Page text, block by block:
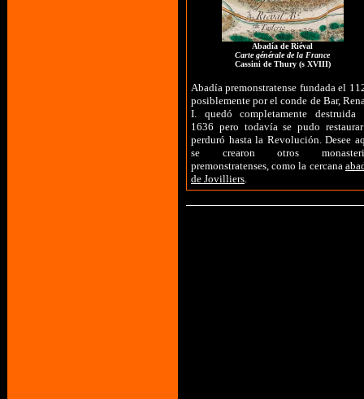
Abadía de Riéval
Carte générale de la France
Cassini de Thury (s XVIII)
Abadía premonstratense fundada el
posiblemente por el conde de Bar,
I. quedó completamente destruida
1636 pero todavía se pudo
perduró hasta la Revolución. Desee
se crearon otros
premonstratenses, como la cercana
de Jovilliers.